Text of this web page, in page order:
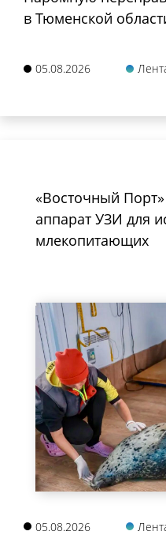
в Тюменской
05.08.2026
«Восточный
аппарат УЗИ для
млекопитающих
05.08.2026